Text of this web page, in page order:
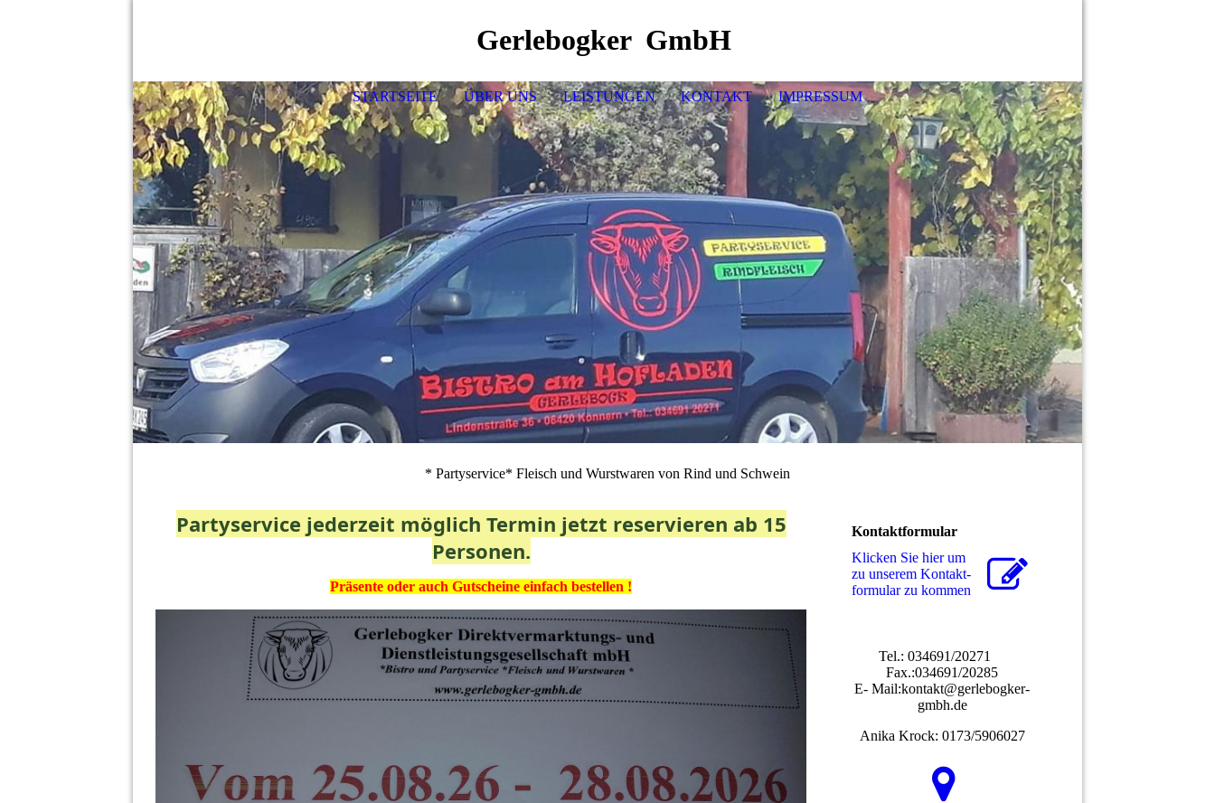
Gerlebogker GmbH
STARTSEITE ÜBER UNS LEISTUNGEN KONTAKT IMPRESSUM
* Partyservice* Fleisch und Wurstwaren von Rind und Schwein
Partyservice jederzeit möglich Termin jetzt reservieren ab 15
Personen.
Präsente oder auch Gutscheine einfach bestellen !
Kontaktformular
Klicken Sie hier um
zu unserem Kon­takt­
for­mu­lar zu kommen
Tel.: 034691/20271
Fax.:034691/20285
E- Mail:kontakt@gerlebogker-
gmbh.de
Anika Krock: 0173/5906027